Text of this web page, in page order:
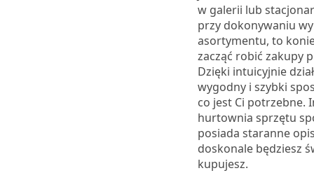
w galerii lub
przy dokonywaniu
asortymentu, to
zacząć robić zakupy
Dzięki intuicyjnie
wygodny i szybki
co jest Ci potrzebne.
hurtownia sprzętu
posiada staranne
doskonale będziesz
kupujesz.